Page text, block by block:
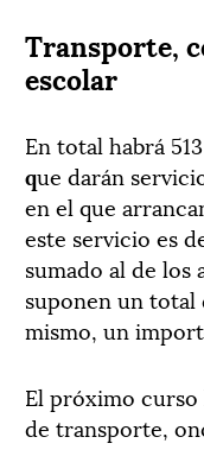
Transporte,
escolar
En total habrá
que darán
en el que
este servicio es
sumado al de los
suponen un total
mismo, un
El próximo
de transporte,